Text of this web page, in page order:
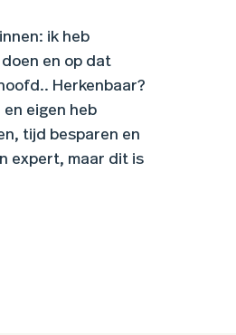
ik heb
en op dat
Herkenbaar?
en eigen heb
tijd besparen en
expert, maar dit is